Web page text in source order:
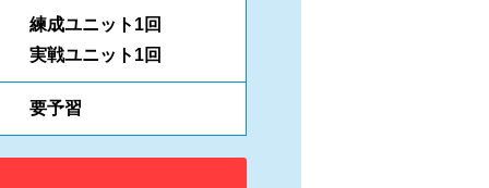
練成ユニット1回
実戦ユニット1回
要予習